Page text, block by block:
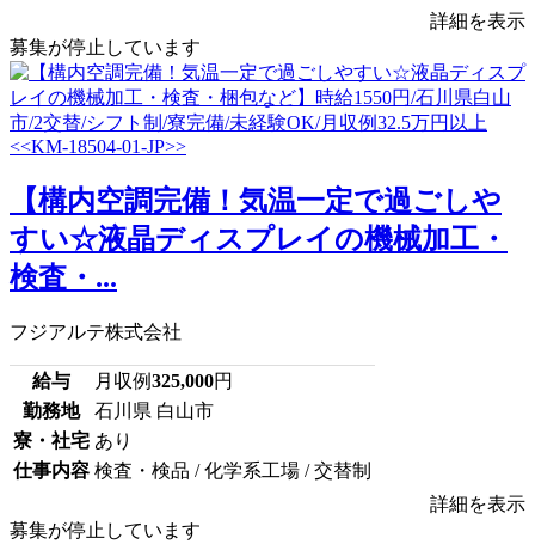
詳細を表示
募集が停止しています
【構内空調完備！気温一定で過ごしや
すい☆液晶ディスプレイの機械加工・
検査・...
フジアルテ株式会社
給与 月収例325,000円
勤務地
石川県 白山市
寮・社宅 あり
仕事内容 検査・検品 / 化学系工場 / 交替制
詳細を表示
募集が停止しています